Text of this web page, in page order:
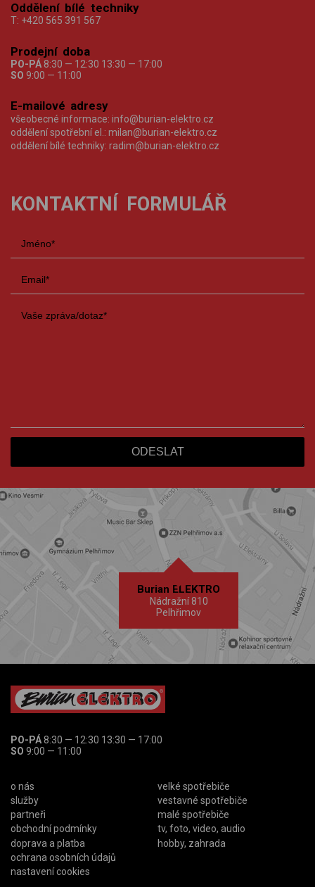
Oddělení bílé techniky
T: +420 565 391 567
Prodejní doba
PO-PÁ 8:30 — 12:30 13:30 — 17:00
SO 9:00 — 11:00
E-mailové adresy
všeobecné informace: info@burian-elektro.cz
oddělení spotřební el.: milan@burian-elektro.cz
oddělení bílé techniky: radim@burian-elektro.cz
KONTAKTNÍ FORMULÁŘ
Burian ELEKTRO
Nádražní 810
Pelhřimov
PO-PÁ8:30 — 12:30 13:30 — 17:00
SO 9:00 — 11:00
o nás
služby
partneři
obchodní podmínky
doprava a platba
ochrana osobních údajů
nastavení cookies
velké spotřebiče
vestavné spotřebiče
malé spotřebiče
tv, foto, video, audio
hobby, zahrada